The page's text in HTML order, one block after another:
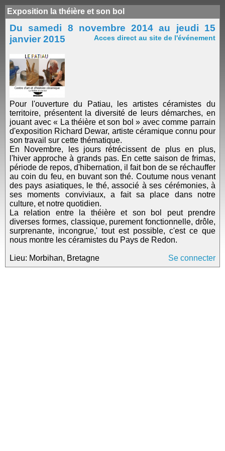
Exposition la théière et son bol
Du samedi 8 novembre 2014 au jeudi 15
janvier 2015
Acces direct au site de l'événement
Pour l'ouverture du Patiau, les artistes céramistes du
territoire, présentent la diversité de leurs démarches, en
jouant avec « La théière et son bol » avec comme parrain
d'exposition Richard Dewar, artiste céramique connu pour
son travail sur cette thématique.
En Novembre, les jours rétrécissent de plus en plus,
l'hiver approche à grands pas. En cette saison de frimas,
période de repos, d'hibernation, il fait bon de se réchauffer
au coin du feu, en buvant son thé. Coutume nous venant
des pays asiatiques, le thé, associé à ses cérémonies, à
ses moments conviviaux, a fait sa place dans notre
culture, et notre quotidien.
La relation entre la théière et son bol peut prendre
diverses formes, classique, purement fonctionnelle, drôle,
surprenante, incongrue,' tout est possible, c'est ce que
nous montre les céramistes du Pays de Redon.
Lieu: Morbihan, Bretagne Se connecter